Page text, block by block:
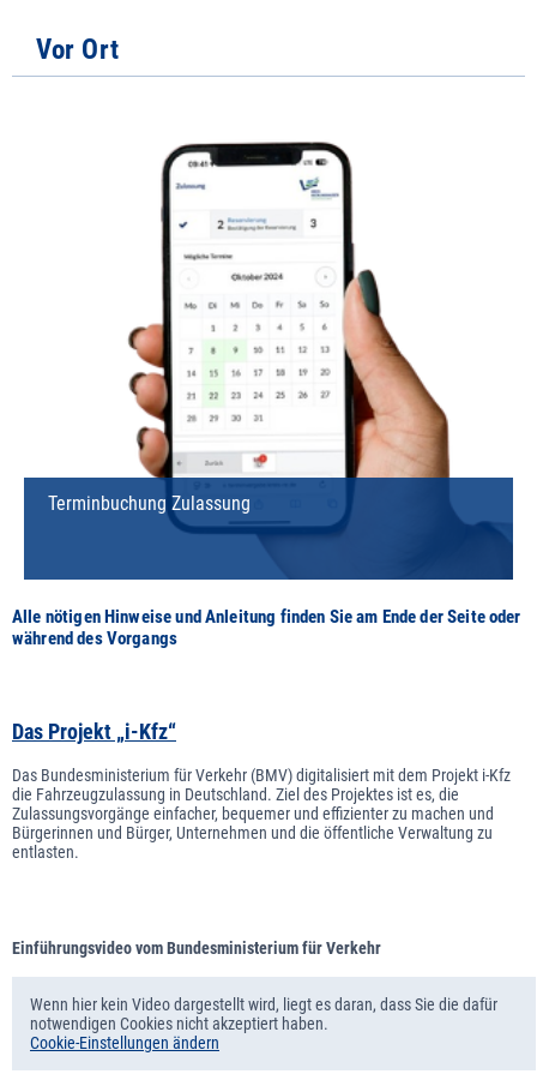
Vor Ort
Terminbuchung Zulassung
Alle nötigen Hinweise und Anleitung finden Sie am Ende der Seite oder
während des Vorgangs
Das Projekt „i-Kfz“
Das Bundesministerium für Verkehr (BMV) digitalisiert mit dem Projekt i-Kfz
die Fahrzeugzulassung in Deutschland. Ziel des Projektes ist es, die
Zulassungsvorgänge einfacher, bequemer und effizienter zu machen und
Bürgerinnen und Bürger, Unternehmen und die öffentliche Verwaltung zu
entlasten.
Einführungsvideo vom Bundesministerium für Verkehr
Wenn hier kein Video dargestellt wird, liegt es daran, dass Sie die dafür
notwendigen Cookies nicht akzeptiert haben.
Cookie-Einstellungen ändern